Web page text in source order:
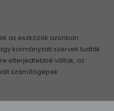
az eszközök azonban
kormányzati szervek tudták
elterjedtebbé váltak, az
számítógépek